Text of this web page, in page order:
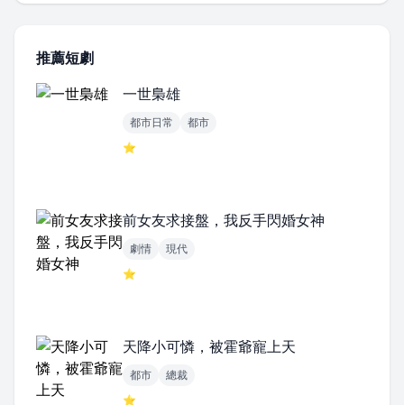
推薦短劇
一世梟雄
都市日常
都市
⭐
前女友求接盤，我反手閃婚女神
劇情
現代
⭐
天降小可憐，被霍爺寵上天
都市
總裁
⭐